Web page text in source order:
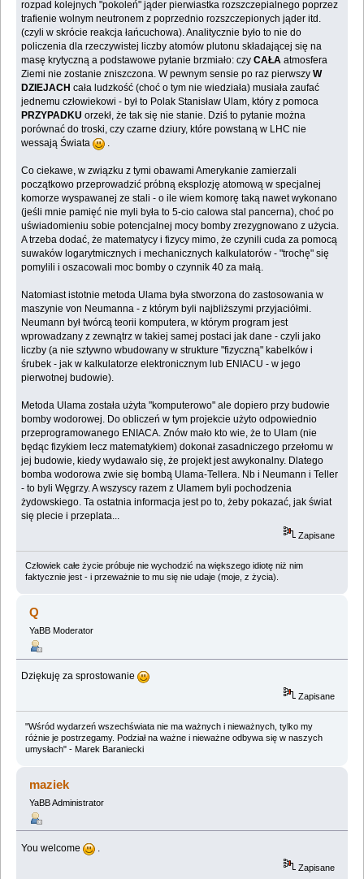
rozpad kolejnych "pokoleń" jąder pierwiastka rozszczepialnego poprzez
trafienie wolnym neutronem z poprzednio rozszczepionych jąder itd.
(czyli w skrócie reakcja łańcuchowa). Analitycznie było to nie do
policzenia dla rzeczywistej liczby atomów plutonu składającej się na
masę krytyczną a podstawowe pytanie brzmiało: czyCAŁA atmosfera
Ziemi nie zostanie zniszczona. W pewnym sensie po raz pierwszyW
DZIEJACH cała ludzkość (choć o tym nie wiedziała) musiała zaufać
jednemu człowiekowi - był to Polak Stanisław Ulam, który z pomoca
PRZYPADKU orzekł, że tak się nie stanie. Dziś to pytanie można
porównać do troski, czy czarne dziury, które powstaną w LHC nie
wessają Świata
.
Co ciekawe, w związku z tymi obawami Amerykanie zamierzali
początkowo przeprowadzić próbną eksplozję atomową w specjalnej
komorze wyspawanej ze stali - o ile wiem komorę taką nawet wykonano
(jeśli mnie pamięć nie myli była to 5-cio calowa stal pancerna), choć po
uświadomieniu sobie potencjalnej mocy bomby zrezygnowano z użycia.
A trzeba dodać, że matematycy i fizycy mimo, że czynili cuda za pomocą
suwaków logarytmicznych i mechanicznych kalkulatorów - "trochę" się
pomylili i oszacowali moc bomby o czynnik 40 za małą.
Natomiast istotnie metoda Ulama była stworzona do zastosowania w
maszynie von Neumanna - z którym byli najbliższymi przyjaciółmi.
Neumann był twórcą teorii komputera, w którym program jest
wprowadzany z zewnątrz w takiej samej postaci jak dane - czyli jako
liczby (a nie sztywno wbudowany w strukture "fizyczną" kabelków i
śrubek - jak w kalkulatorze elektronicznym lub ENIACU - w jego
pierwotnej budowie).
Metoda Ulama została użyta "komputerowo" ale dopiero przy budowie
bomby wodorowej. Do obliczeń w tym projekcie użyto odpowiednio
przeprogramowanego ENIACA. Znów mało kto wie, że to Ulam (nie
będąc fizykiem lecz matematykiem) dokonał zasadniczego przełomu w
jej budowie, kiedy wydawało się, że projekt jest awykonalny. Dlatego
bomba wodorowa zwie się bombą Ulama-Tellera. Nb i Neumann i Teller
- to byli Węgrzy. A wszyscy razem z Ulamem byli pochodzenia
żydowskiego. Ta ostatnia informacja jest po to, żeby pokazać, jak świat
się plecie i przeplata...
Zapisane
Człowiek całe życie próbuje nie wychodzić na większego idiotę niż nim
faktycznie jest - i przeważnie to mu się nie udaje (moje, z życia).
Q
YaBB Moderator
Dziękuję za sprostowanie
Zapisane
"Wśród wydarzeń wszechświata nie ma ważnych i nieważnych, tylko my
różnie je postrzegamy. Podział na ważne i nieważne odbywa się w naszych
umysłach" - Marek Baraniecki
maziek
YaBB Administrator
You welcome .
Zapisane